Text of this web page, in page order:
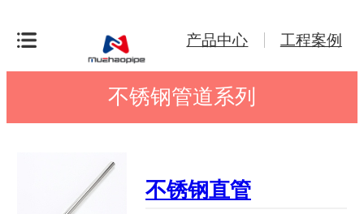
产品中心 工程案例
不锈钢管道系列
不锈钢直管